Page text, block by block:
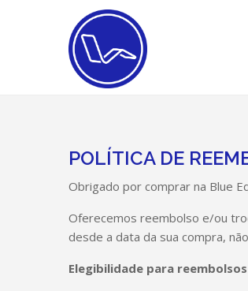
POLÍTICA DE
Obrigado por comprar na Blue
Oferecemos reembolso e/ou
desde a data da sua compra,
Elegibilidade para